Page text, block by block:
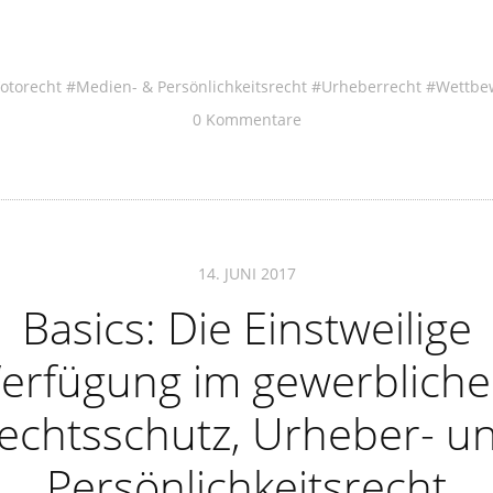
Medien- & Persönlichkeitsrecht Urheberrecht
0 Kommentare
14. JUNI 2017
Basics: Die Einstweilige
im
Urheber-